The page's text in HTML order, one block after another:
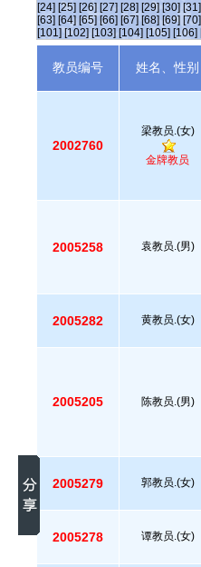
[24] [25] [26] [27] [28] [29] [30] [31]
[63] [64] [65] [66] [67] [68] [69] [70]
[101] [102] [103] [104] [105] [106]
教员编号 姓名、性别
2002760
梁教员.(女)
金牌教员
2005258 袁教员.(男)
2005282 黄教员.(女)
2005205 陈教员.(男)
2005279 郭教员.(女)
2005278 谭教员.(女)